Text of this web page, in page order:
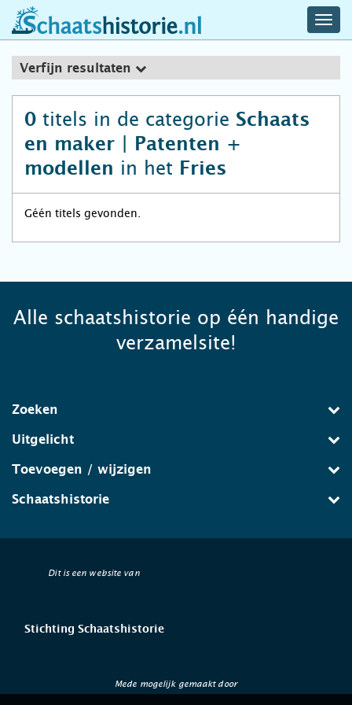
schaatshistorie.nl
Verfijn resultaten
0 titels in de categorie Schaats
en maker | Patenten +
modellen in het Fries
Géén titels gevonden.
Alle schaatshistorie op één handige
verzamelsite!
Zoeken
Uitgelicht
Toevoegen / wijzigen
Schaatshistorie
Dit is een website van
Stichting Schaatshistorie
Mede mogelijk gemaakt door